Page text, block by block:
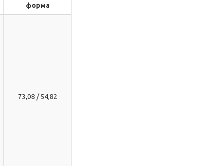
форма
73,08 / 54,82